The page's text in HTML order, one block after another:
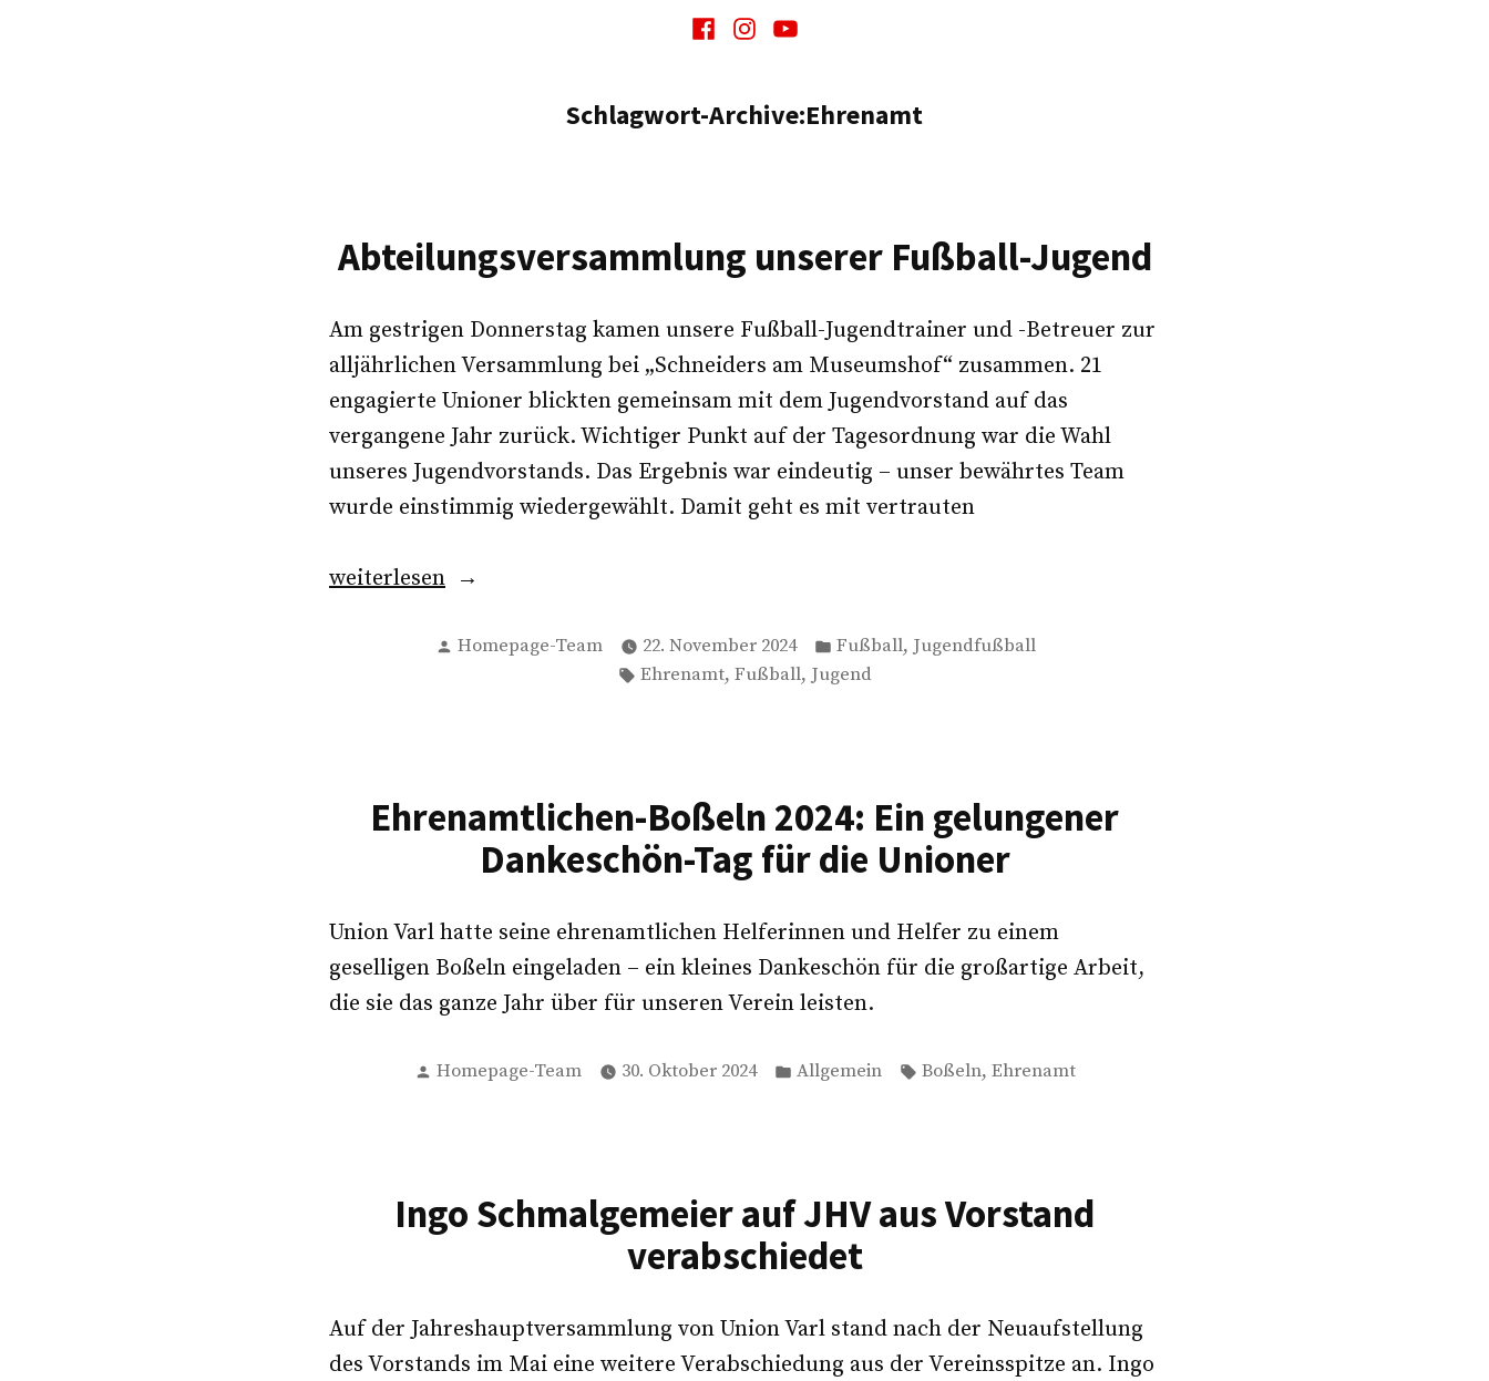
Facebook
Instagram
Youtube
Schlagwort-Archive:Ehrenamt
Abteilungsversammlung unserer Fußball-Jugend
Am gestrigen Donnerstag kamen unsere Fußball-Jugendtrainer und -Betreuer zur
alljährlichen Versammlung bei „Schneiders am Museumshof“ zusammen. 21
engagierte Unioner blickten gemeinsam mit dem Jugendvorstand auf das
vergangene Jahr zurück. Wichtiger Punkt auf der Tagesordnung war die Wahl
unseres Jugendvorstands. Das Ergebnis war eindeutig – unser bewährtes Team
wurde einstimmig wiedergewählt. Damit geht es mit vertrauten
„Abteilungsversammlung
weiterlesen
Verfasst
Homepage-Team 22. November 2024
Veröffentlicht
in
Fußball, Jugendfußball
Schlagwörter:
Ehrenamt, Fußball, Jugend
Ehrenamtlichen-Boßeln 2024: Ein gelungener
Dankeschön-Tag für die Unioner
Union Varl hatte seine ehrenamtlichen Helferinnen und Helfer zu einem
geselligen Boßeln eingeladen – ein kleines Dankeschön für die großartige Arbeit,
die sie das ganze Jahr über für unseren Verein leisten.
Verfasst
Homepage-Team 30. Oktober 2024
Veröffentlicht
Allgemein Schlagwörter:
Boßeln, Ehrenamt
Ingo Schmalgemeier auf JHV aus Vorstand
verabschiedet
Auf der Jahreshauptversammlung von Union Varl stand nach der Neuaufstellung
des Vorstands im Mai eine weitere Verabschiedung aus der Vereinsspitze an. Ingo